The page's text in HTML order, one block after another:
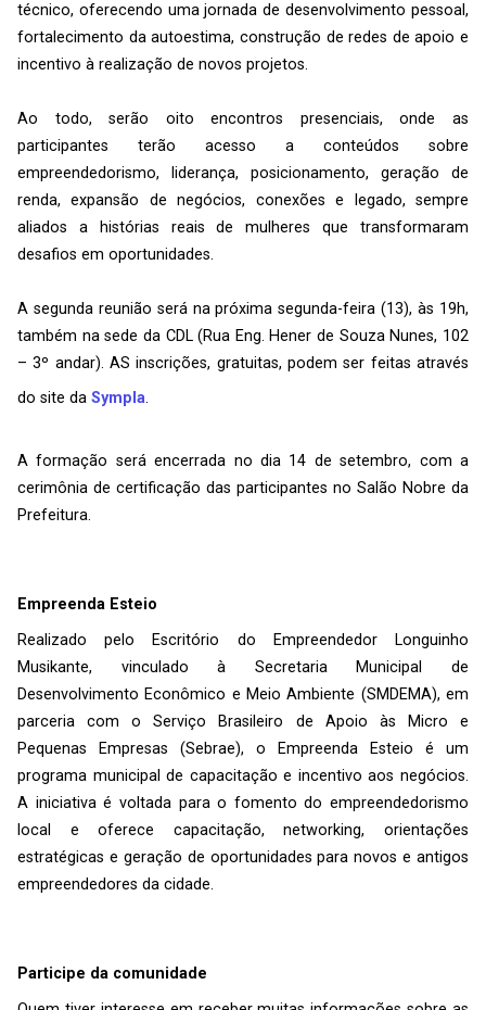
técnico, oferecendo uma jornada de desenvolvimento pessoal,
fortalecimento da autoestima, construção de redes de apoio e
incentivo à realização de novos projetos.
Ao todo, serão oito encontros presenciais, onde as
participantes terão acesso a conteúdos sobre
empreendedorismo, liderança, posicionamento, geração de
renda, expansão de negócios, conexões e legado, sempre
aliados a histórias reais de mulheres que transformaram
desafios em oportunidades.
A segunda reunião será na próxima segunda-feira (13), às 19h,
também na sede da CDL (Rua Eng. Hener de Souza Nunes, 102
– 3º andar). AS inscrições, gratuitas, podem ser feitas através
do site da Sympla.
A formação será encerrada no dia 14 de setembro, com a
cerimônia de certificação das participantes no Salão Nobre da
Prefeitura.
Empreenda Esteio
Realizado pelo Escritório do Empreendedor Longuinho
Musikante, vinculado à Secretaria Municipal de
Desenvolvimento Econômico e Meio Ambiente (SMDEMA), em
parceria com o Serviço Brasileiro de Apoio às Micro e
Pequenas Empresas (Sebrae), o Empreenda Esteio é um
programa municipal de capacitação e incentivo aos negócios.
A iniciativa é voltada para o fomento do empreendedorismo
local e oferece capacitação, networking, orientações
estratégicas e geração de oportunidades para novos e antigos
empreendedores da cidade.
Participe da comunidade